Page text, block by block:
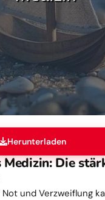
Herunterladen
Die
und Verzweiflung